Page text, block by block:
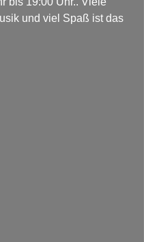
und viel Spaß ist das